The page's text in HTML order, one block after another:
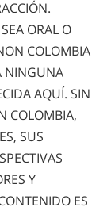
ORAL O
COLOMBIA
NINGUNA
AQUÍ. SIN
COLOMBIA,
SUS
Y
ES